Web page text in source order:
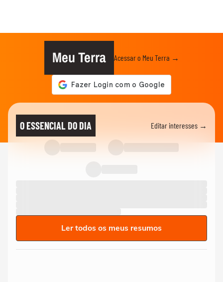
Meu Terra Acessar o Meu Terra →
O ESSENCIAL DO DIA Editar interesses →
Ler todos os meus resumos